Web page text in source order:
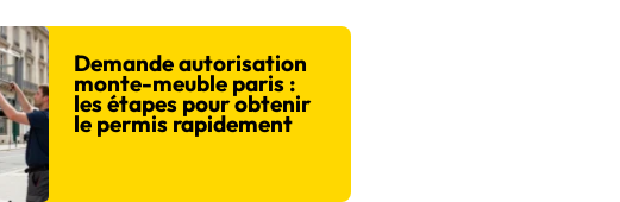
Demande autorisation
monte-meuble paris :
les étapes pour obtenir
le permis rapidement